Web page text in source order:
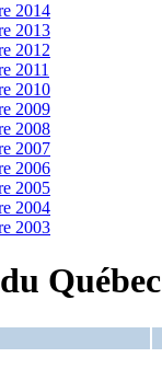
2014
2013
2012
2011
2010
2009
2008
2007
2006
2005
2004
2003
Québec